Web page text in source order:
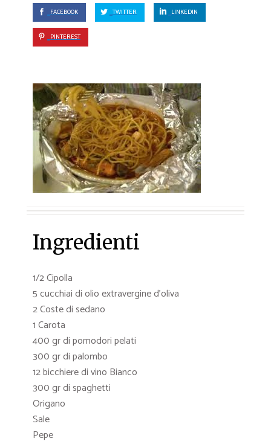
FACEBOOK TWITTER LINKEDIN
PINTEREST
Ingredienti
1/2 Cipolla
5 cucchiai di olio extravergine d’oliva
2 Coste di sedano
1 Carota
400 gr di pomodori pelati
300 gr di palombo
12 bicchiere di vino Bianco
300 gr di spaghetti
Origano
Sale
Pepe